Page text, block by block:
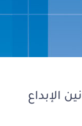
الإبداع